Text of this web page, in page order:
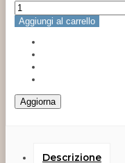
Aggiungi al carrello
Descrizione